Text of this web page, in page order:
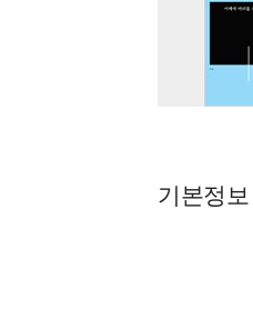
기본정보